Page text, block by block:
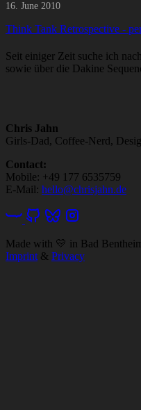
16. June 2010
Think Tank Retrospective -
Seit einiger Zeit suche ich
sowie über die Dakine
Chris Jahn
Girls-Dad, Coffee-Nerd,
Contact:
Mobile: +49 177 6535759
E-Mail: hello@chrisjahn.de
Made with 💛 in Bad
Imprint& Privacy